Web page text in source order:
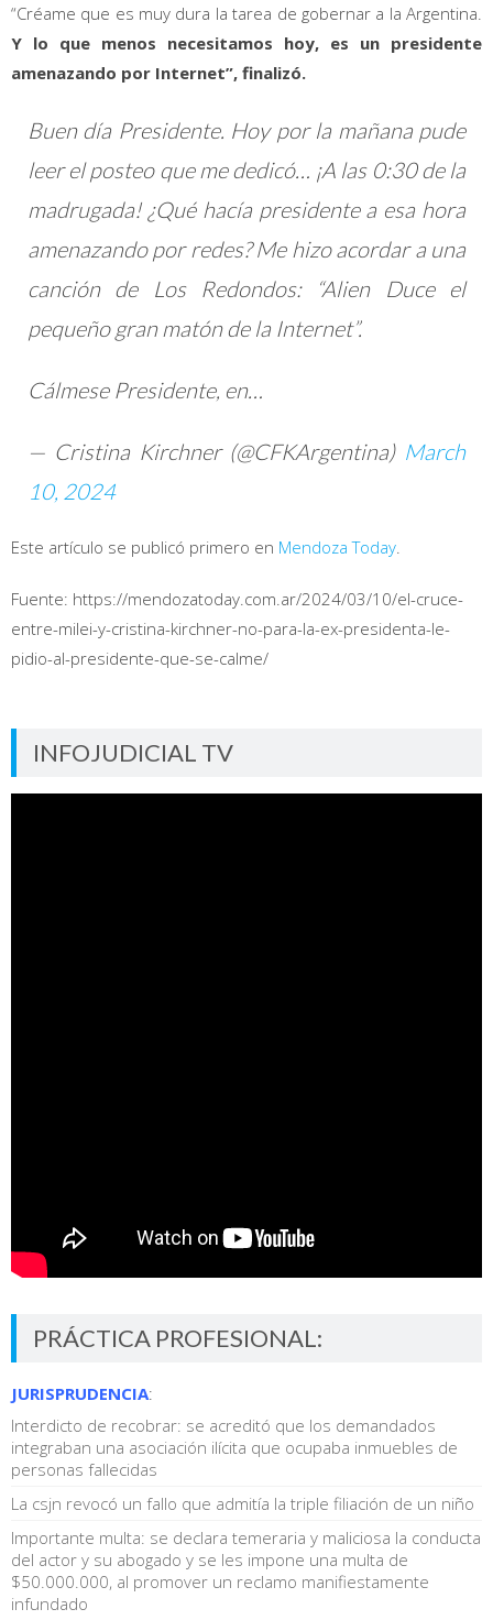
“Créame que es muy dura la tarea de gobernar a la Argentina.
Y lo que menos necesitamos hoy, es un presidente
amenazando por Internet”, finalizó.
Buen día Presidente. Hoy por la mañana pude
leer el posteo que me dedicó… ¡A las 0:30 de la
madrugada! ¿Qué hacía presidente a esa hora
amenazando por redes? Me hizo acordar a una
canción de Los Redondos: “Alien Duce el
pequeño gran matón de la Internet”.
Cálmese Presidente, en…
— Cristina Kirchner (@CFKArgentina) March
10, 2024
Este artículo se publicó primero en Mendoza Today
Fuente: https://mendozatoday.com.ar/2024/03/10/el-cruce-
entre-milei-y-cristina-kirchner-no-para-la-ex-presidenta-le-
pidio-al-presidente-que-se-calme/
INFOJUDICIAL TV
PRÁCTICA PROFESIONAL:
JURISPRUDENCIA:
Interdicto de recobrar: se acreditó que los demandados
integraban una asociación ilícita que ocupaba inmuebles de
personas fallecidas
La csjn revocó un fallo que admitía la triple filiación de un niño
Importante multa: se declara temeraria y maliciosa la conducta
del actor y su abogado y se les impone una multa de
$50.000.000, al promover un reclamo manifiestamente
infundado